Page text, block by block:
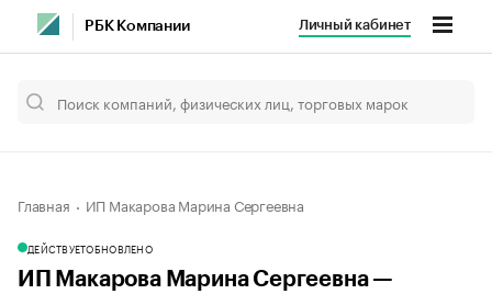
РБК Компании Личный кабинет
Главная ИП Макарова Марина Сергеевна
ДЕЙСТВУЕТОБНОВЛЕНО
ИП Макарова Марина Сергеевна —